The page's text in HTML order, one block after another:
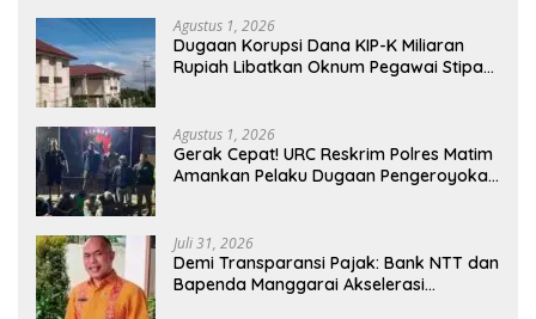
Agustus 1, 2026
Dugaan Korupsi Dana KIP-K Miliaran
Rupiah Libatkan Oknum Pegawai Stipas
Agustus 1, 2026
Gerak Cepat! URC Reskrim Polres Matim
Amankan Pelaku Dugaan Pengeroyokan
Juli 31, 2026
​Demi Transparansi Pajak: Bank NTT dan
Bapenda Manggarai Akselerasi